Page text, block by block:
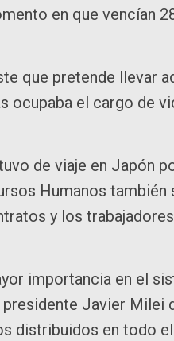
en que vencían
que pretende llevar
ocupaba el cargo de
de viaje en Japón
Humanos
y los
importancia en el
Javier Milei
distribuidos en todo